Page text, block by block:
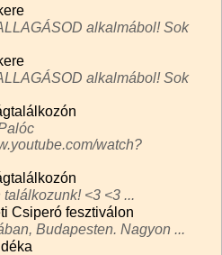
alkalmábol! Sok
alkalmábol! Sok
watch?
<3 <3 ...
Csiperó fesztiválon
Budapesten. Nagyon ...